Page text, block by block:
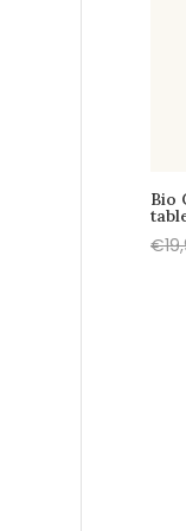
Bio
€